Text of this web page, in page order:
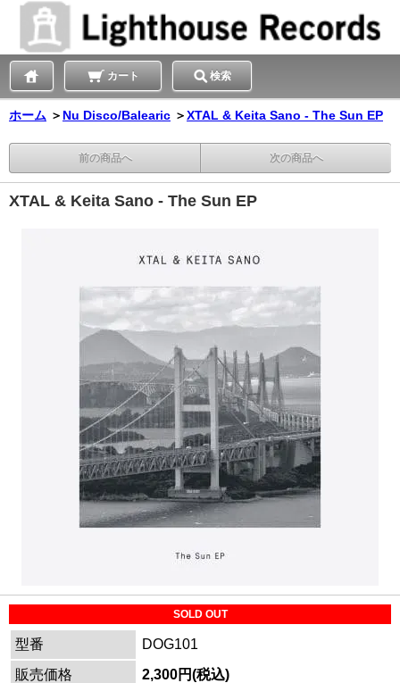
カート 検索
ホーム ＞ Nu Disco/Balearic ＞XTAL & Keita Sano - The Sun EP
前の商品へ 次の商品へ
XTAL & Keita Sano - The Sun EP
SOLD OUT
型番
DOG101
販売価格
2,300円(税込)